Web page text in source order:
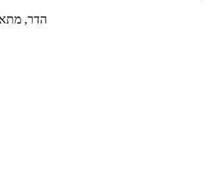
- הדר,